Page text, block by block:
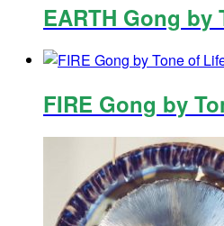
EARTH Gong by
FIRE Gong by